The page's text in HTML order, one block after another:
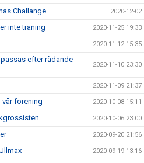
Challange 2020-12-02
inte träning 2020-11-25 19:33
2020-11-12 15:35
efter rådande
2020-11-10 23:30
2020-11-09 21:37
vår förening 2020-10-08 15:11
2020-10-06 23:00
2020-09-20 21:56
2020-09-19 13:16